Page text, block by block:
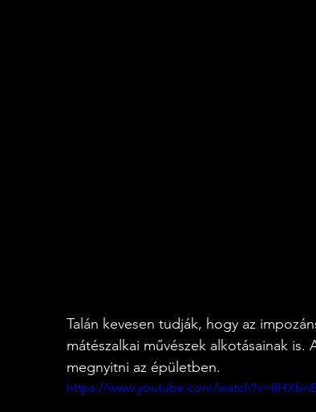
Talán kevesen tudják, hogy az
mátészalkai művészek alkotásainak
megnyitni az épületben.
https://www.youtube.com/